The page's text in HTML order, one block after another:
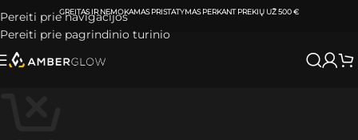
Pereiti prie navigacijos
Pereiti prie pagrindinio turinio
GREITAS IR NEMOKAMAS PRISTATYMASPERKANT PREKIŲ UŽ 500 €